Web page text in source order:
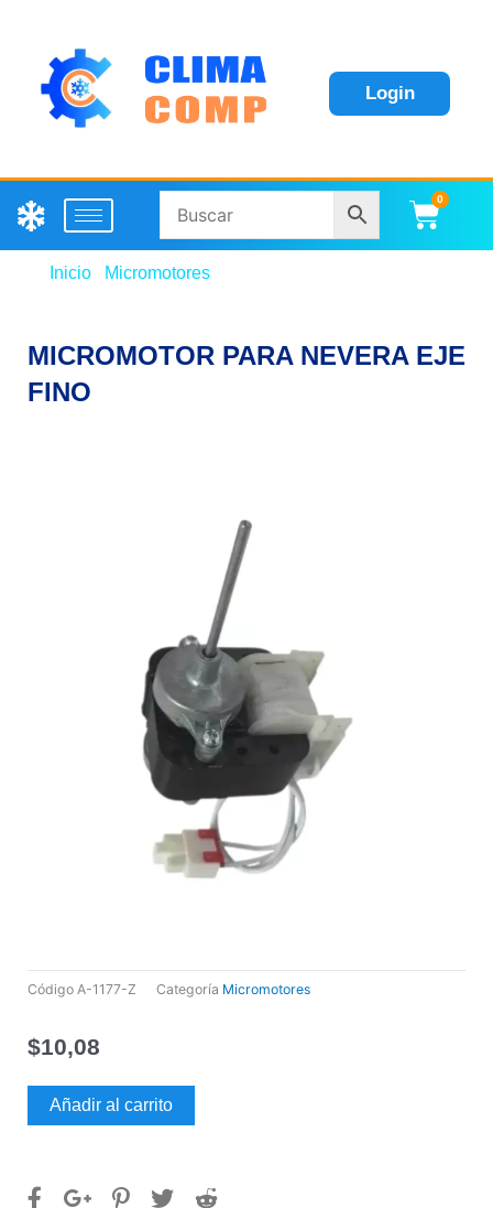
Login
0
Inicio Micromotores
MICROMOTOR PARA NEVERA EJE
FINO
Código A-1177-Z Categoría Micromotores
$10,08
MICROMOTOR
PARA
FINO
Añadir al carrito